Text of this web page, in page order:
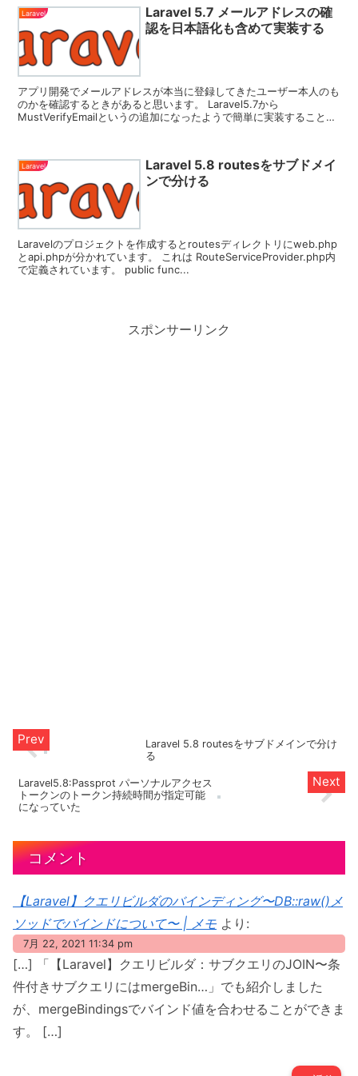
Laravel
Laravel 5.7 メールアドレスの確
認を日本語化も含めて実装する
アプリ開発でメールアドレスが本当に登録してきたユーザー本人のも
のかを確認するときがあると思います。 Laravel5.7から
MustVerifyEmailというの追加になったようで簡単に実装することが
Laravel
Laravel 5.8 routesをサブドメイ
ンで分ける
Laravelのプロジェクトを作成するとroutesディレクトリにweb.php
とapi.phpが分かれています。 これは RouteServiceProvider.php内
で定義されています。 public func...
スポンサーリンク
Laravel 5.8 routesをサブドメインで分け
る
Laravel5.8:Passprot パーソナルアクセス
トークンのトークン持続時間が指定可能
になっていた
コメント
【Laravel】クエリビルダのバインディング〜DB::raw()メ
ソッドでバインドについて〜 | メモ より:
7月 22, 2021 11:34 pm
[…] 「【Laravel】クエリビルダ：サブクエリのJOIN〜条
件付きサブクエリにはmergeBin…」でも紹介しました
が、mergeBindingsでバインド値を合わせることができま
す。 […]